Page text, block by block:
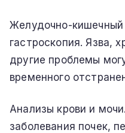
Желудочно-
гастроскопия. Язва,
другие проблемы
временного
Анализы крови и
заболевания почек,